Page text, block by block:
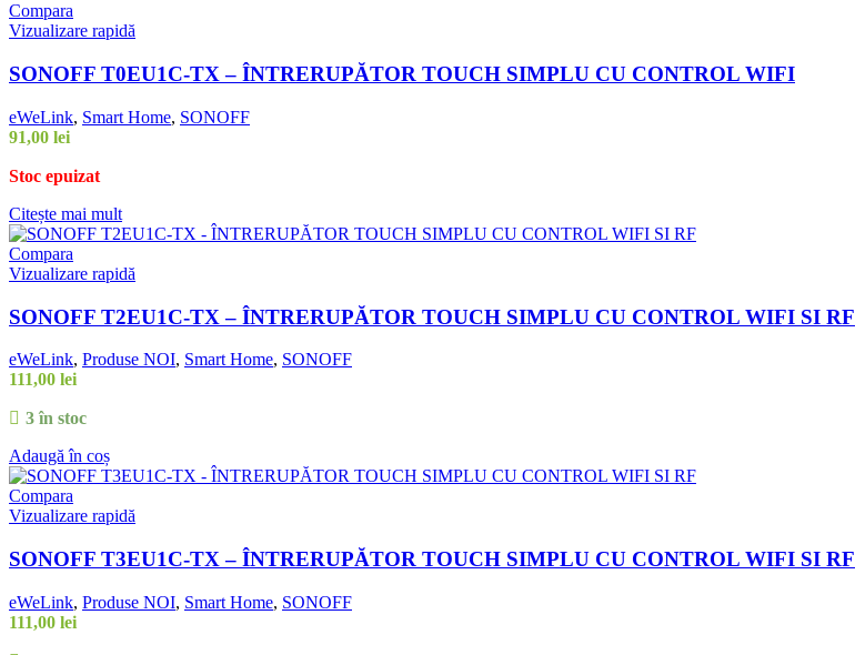
Compara
Vizualizare rapidă
SONOFF T0EU1C-TX – ÎNTRERUPĂTOR TOUCH SIMPLU CU CONTROL WIFI
eWeLink, Smart Home, SONOFF
91,00 lei
Stoc epuizat
Citește mai mult
Compara
Vizualizare rapidă
SONOFF T2EU1C-TX – ÎNTRERUPĂTOR TOUCH SIMPLU CU CONTROL WIFI SI RF
eWeLink, Produse NOI, Smart Home, SONOFF
111,00 lei
3 în stoc
Adaugă în coș
Compara
Vizualizare rapidă
SONOFF T3EU1C-TX – ÎNTRERUPĂTOR TOUCH SIMPLU CU CONTROL WIFI SI RF
eWeLink, Produse NOI, Smart Home, SONOFF
111,00 lei